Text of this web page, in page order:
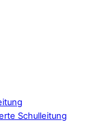
Schulleitung